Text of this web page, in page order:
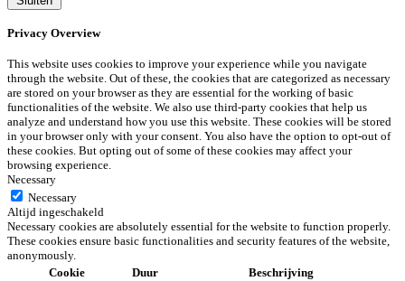
Privacy Overview
This website uses cookies to improve your experience while you navigate
through the website. Out of these, the cookies that are categorized as necessary
are stored on your browser as they are essential for the working of basic
functionalities of the website. We also use third-party cookies that help us
analyze and understand how you use this website. These cookies will be stored
in your browser only with your consent. You also have the option to opt-out of
these cookies. But opting out of some of these cookies may affect your
browsing experience.
Necessary
Necessary
Altijd ingeschakeld
Necessary cookies are absolutely essential for the website to function properly.
These cookies ensure basic functionalities and security features of the website,
anonymously.
Cookie
Duur Beschrijving